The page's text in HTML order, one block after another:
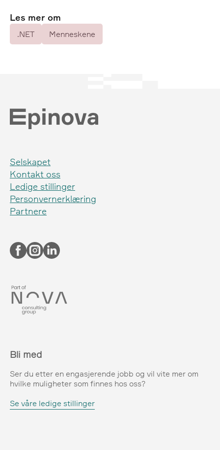
Les mer om
.NET Menneskene
Selskapet
Kontakt oss
Ledige stillinger
Personvernerklæring
Partnere
Bli med
Ser du etter en engasjerende jobb og vil vite mer om
hvilke muligheter som finnes hos oss?
Se våre ledige stillinger